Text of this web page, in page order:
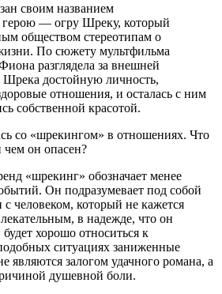
своим названием
— огру Шреку, который
обществом стереотипам о
По сюжету мультфильма
разглядела за внешней
Шрека достойную личность,
отношения, и осталась с ним
собственной красотой.
«шрекинг» обозначает менее
Он подразумевает под собой
с человеком, который не кажется
в надежде, что он
хорошо относиться к
ситуациях заниженные
являются залогом удачного романа, а
душевной боли.